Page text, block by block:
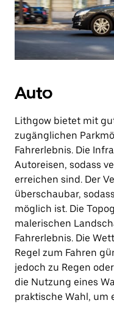
Auto
Lithgow bietet mit
zugänglichen
Fahrerlebnis. Die
Autoreisen, sodass
erreichen sind. Der
überschaubar,
möglich ist. Die
malerischen
Fahrerlebnis. Die
Regel zum Fahren
jedoch zu Regen
die Nutzung eines
praktische Wahl, um